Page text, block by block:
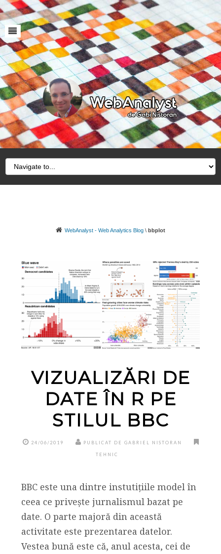
WebAnalyst - Web Analytics Blog \ bbplot
VIZUALIZĂRI DE
DATE ÎN R PE
STILUL BBC
24/06/2019 PUBLICAT DE GABRIEL NISTORAN
TEHNIC
BBC este una dintre instutițiile model în
ceea ce privește jurnalismul bazat pe
date. O parte majoră din această
activitate este prezentarea datelor.
Vestea bună este că, anul acesta, cei de